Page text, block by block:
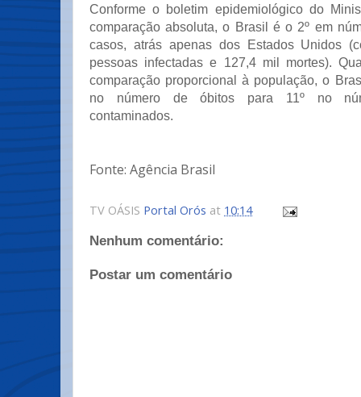
Conforme o boletim epidemiológico do
comparação absoluta, o Brasil é o 2º em
casos, atrás apenas dos Estados Unidos
pessoas infectadas e 127,4 mil mortes).
comparação proporcional à população, o
no número de óbitos para 11º no
contaminados.
Fonte: Agência Brasil
TV OÁSIS Portal Orós at 10:14
Nenhum comentário:
Postar um comentário